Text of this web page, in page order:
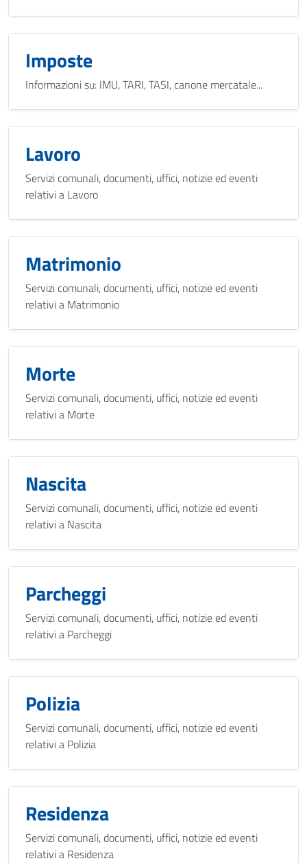
Imposte
Informazioni su: IMU, TARI, TASI, canone mercatale...
Lavoro
Servizi comunali, documenti, uffici, notizie ed eventi
relativi a Lavoro
Matrimonio
Servizi comunali, documenti, uffici, notizie ed eventi
relativi a Matrimonio
Morte
Servizi comunali, documenti, uffici, notizie ed eventi
relativi a Morte
Nascita
Servizi comunali, documenti, uffici, notizie ed eventi
relativi a Nascita
Parcheggi
Servizi comunali, documenti, uffici, notizie ed eventi
relativi a Parcheggi
Polizia
Servizi comunali, documenti, uffici, notizie ed eventi
relativi a Polizia
Residenza
Servizi comunali, documenti, uffici, notizie ed eventi
relativi a Residenza